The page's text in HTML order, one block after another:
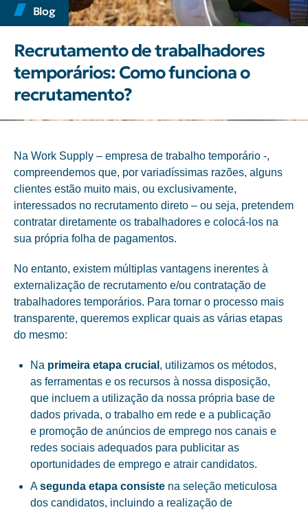
Blog
Recrutamento de trabalhadores
temporários: Como funciona o
recrutamento?
Na Work Supply – empresa de trabalho temporário -,
compreendemos que, por variadíssimas razões, alguns
clientes estão muito mais, ou exclusivamente,
interessados no recrutamento direto – ou seja, pretendem
contratar diretamente os trabalhadores e colocá-los na
sua própria folha de pagamentos.
No entanto, existem múltiplas vantagens inerentes à
externalização de recrutamento e/ou contratação de
trabalhadores temporários. Para tornar o processo mais
transparente, queremos explicar quais as várias etapas
do mesmo:
Na primeira etapa crucial , utilizamos os métodos,
as ferramentas e os recursos à nossa disposição,
que incluem a utilização da nossa própria base de
dados privada, o trabalho em rede e a publicação
e promoção de anúncios de emprego nos canais e
redes sociais adequados para publicitar as
oportunidades de emprego e atrair candidatos.
Asegunda etapa consiste na seleção meticulosa
dos candidatos, incluindo a realização de